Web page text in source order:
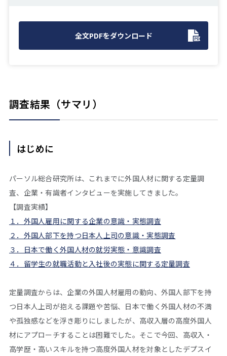
全文PDFをダウンロード
調査結果（サマリ）
はじめに
パーソル総合研究所は、これまでに外国人材に関する定量調
査、企業・有識者インタビューを実施してきました。
【調査実績】
１．外国人雇用に関する企業の意識・実態調査
２．外国人部下を持つ日本人上司の意識・実態調査
３．日本で働く外国人材の就労実態・意識調査
４．留学生の就職活動と入社後の実態に関する定量調査
定量調査からは、企業の外国人材雇用の動向、外国人部下を持
つ日本人上司が抱える課題や苦悩、日本で働く外国人材の不満
や孤独感などを浮き彫りにしましたが、高収入層の高度外国人
材にアプローチすることは困難でした。そこで今回、高収入・
高学歴・高いスキルを持つ高度外国人材を対象としたデプスイ